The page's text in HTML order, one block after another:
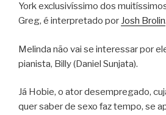
York exclusivíssimo dos
Greg, é interpretado por Josh Brolin.
Melinda não vai se interessar por
pianista, Billy (Daniel Sunjata).
Já Hobie, o ator desempregado,
quer saber de sexo faz tempo, se